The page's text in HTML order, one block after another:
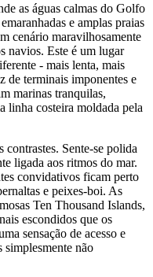
as águas calmas do Golfo
e amplas praias
cenário maravilhosamente
navios. Este é um lugar
- mais lenta, mais
de terminais imponentes e
marinas tranquilas,
linha costeira moldada pela
contrastes. Sente-se polida
ligada aos ritmos do mar.
convidativos ficam perto
e peixes-boi. As
Ten Thousand Islands,
escondidos que os
sensação de acesso e
simplesmente não